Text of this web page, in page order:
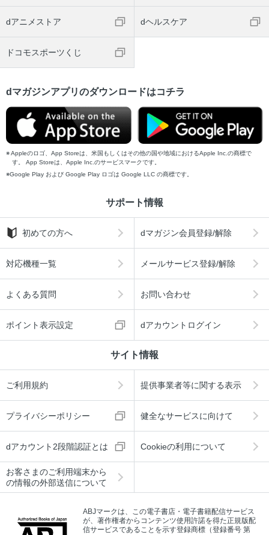
dアニメストア dヘルスケア
ドコモスポーツくじ
dマガジンアプリのダウンロードはコチラ
Appleのロゴ、App Storeは、米国もしくはその他の国や地域におけるApple Inc.の商標で
す。 App Storeは、Apple Inc.のサービスマークです。
Google Play および Google Play ロゴは Google LLC の商標です。
サポート情報
初めての方へ dマガジン会員登録/解除
対応機種一覧 メールサービス登録/解除
よくある質問 お問い合わせ
ポイント表示設定 dアカウントログイン
サイト情報
ご利用規約 提供事業者等に関する表示
プライバシーポリシー 健全なサービスに向けて
dアカウント2段階認証とは Cookieの利用について
お客さまのご利用端末から
の情報の外部送信について
ABJマークは、この電子書店・電子書籍配信サービス
が、著作権者からコンテンツ使用許諾を得た正規版配
信サービスであることを示す登録商標（登録番号 第